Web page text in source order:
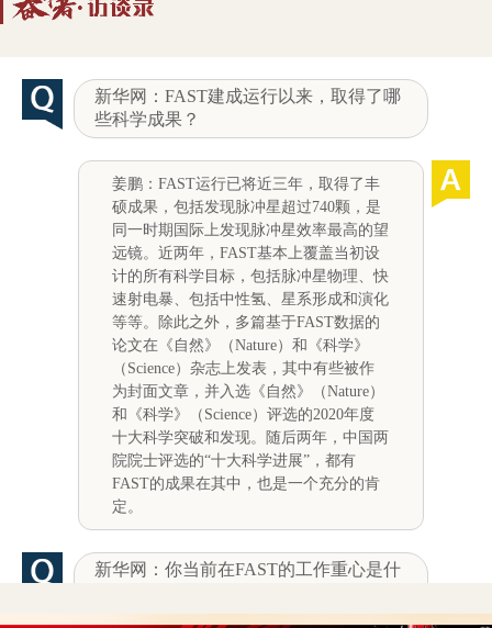
新华网：FAST建成运行以来，取得了哪
些科学成果？
姜鹏：FAST运行已将近三年，取得了丰
硕成果，包括发现脉冲星超过740颗，是
同一时期国际上发现脉冲星效率最高的望
远镜。近两年，FAST基本上覆盖当初设
计的所有科学目标，包括脉冲星物理、快
速射电暴、包括中性氢、星系形成和演化
等等。除此之外，多篇基于FAST数据的
论文在《自然》（Nature）和《科学》
（Science）杂志上发表，其中有些被作
为封面文章，并入选《自然》（Nature）
和《科学》（Science）评选的2020年度
十大科学突破和发现。随后两年，中国两
院院士评选的“十大科学进展”，都有
FAST的成果在其中，也是一个充分的肯
定。
新华网：你当前在FAST的工作重心是什